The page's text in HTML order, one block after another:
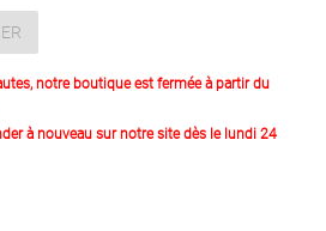
notre boutique est fermée à partir du
à nouveau sur notre site dès le lundi 24